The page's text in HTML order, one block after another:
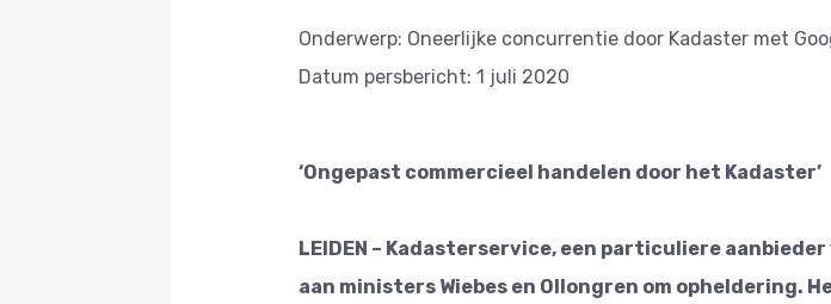
Onderwerp: Oneerlijke concurrentie door Kadaster met
Datum persbericht: 1 juli 2020
‘Ongepast commercieel handelen door het Kadaster’
LEIDEN – Kadasterservice, een particuliere
aan ministers Wiebes en Ollongren om